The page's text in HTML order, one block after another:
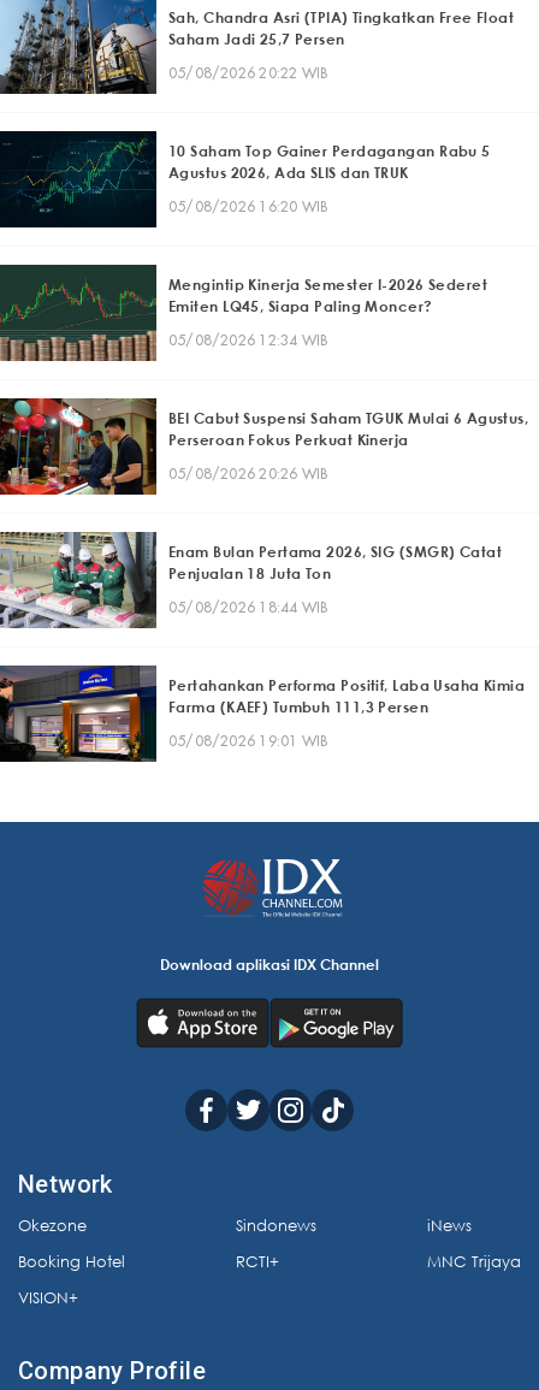
Sah, Chandra Asri (TPIA) Tingkatkan Free Float
Saham Jadi 25,7 Persen
05/08/2026 20:22 WIB
10 Saham Top Gainer Perdagangan Rabu 5
Agustus 2026, Ada SLIS dan TRUK
05/08/2026 16:20 WIB
Mengintip Kinerja Semester I-2026 Sederet
Emiten LQ45, Siapa Paling Moncer?
05/08/2026 12:34 WIB
BEI Cabut Suspensi Saham TGUK Mulai 6 Agustus,
Perseroan Fokus Perkuat Kinerja
05/08/2026 20:26 WIB
Enam Bulan Pertama 2026, SIG (SMGR) Catat
Penjualan 18 Juta Ton
05/08/2026 18:44 WIB
Pertahankan Performa Positif, Laba Usaha Kimia
Farma (KAEF) Tumbuh 111,3 Persen
05/08/2026 19:01 WIB
Download aplikasi IDX Channel
Network
Okezone
Booking Hotel
VISION+
Sindonews
RCTI+
iNews
MNC Trijaya
Company Profile